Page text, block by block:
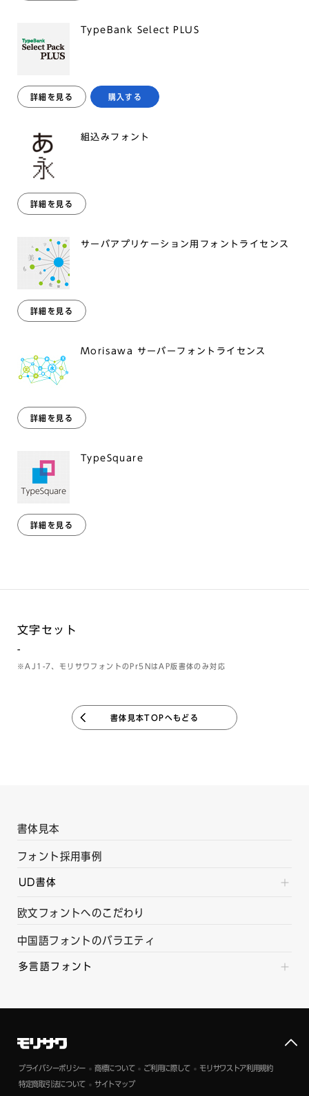
TypeBank Select PLUS
詳細を見る 購入する
組込みフォント
詳細を見る
サーバアプリケーション用フォントライセンス
詳細を見る
Morisawa サーバーフォントライセンス
詳細を見る
TypeSquare
詳細を見る
文字セット
-
※AJ1-7、モリサワフォントのPr5NはAP版書体のみ対応
書体見本TOPへもどる
書体見本
フォント採用事例
UD書体
欧文フォントへのこだわり
中国語フォントのバラエティ
多言語フォント
プライバシーポリシー 商標について ご利用に際して モリサワストア利用規約
特定商取引法について サイトマップ